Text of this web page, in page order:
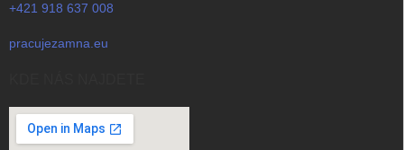
+421 918 637 008
pracujezamna.eu